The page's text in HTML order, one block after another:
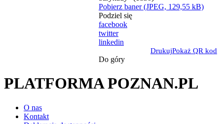
Pobierz baner (JPEG, 129,55 kB)
Podziel się
facebook
twitter
linkedin
DrukujPokaż QR kod
Do góry
PLATFORMA POZNAN.PL
O nas
Kontakt